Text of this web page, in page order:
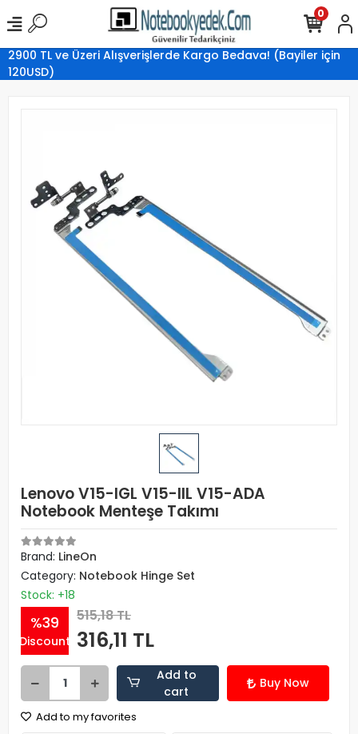
2900 TL ve Üzeri Alışverişlerde Kargo Bedava! (Bayiler için
120USD)
0
Lenovo V15-IGL V15-IIL V15-ADA
Notebook Menteşe Takımı
Brand: LineOn
Category: Notebook Hinge Set
Stock: +18
%39
Discount
515,18 TL
316,11 TL
Add to
cart
Buy Now
Add to my favorites